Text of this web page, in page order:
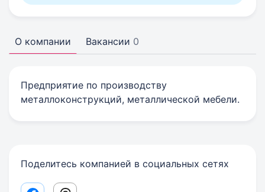
О компании Вакансии 0
Предприятие по производству
металлоконструкций, металлической мебели.
Поделитесь компанией в социальных сетях